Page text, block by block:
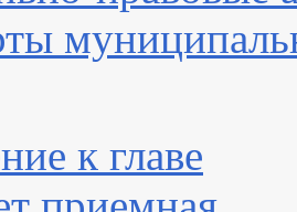
к главе